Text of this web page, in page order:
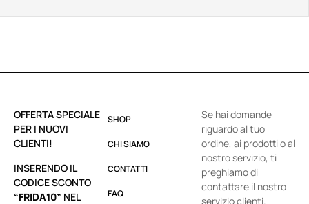
OFFERTA SPECIALE
PER I NUOVI
CLIENTI!
INSERENDO IL
CODICE SCONTO
“FRIDA10” NEL
SHOP
CHI SIAMO
CONTATTI
FAQ
Se hai domande
riguardo al tuo
ordine, ai prodotti o al
nostro servizio, ti
preghiamo di
contattare il nostro
servizio clienti.